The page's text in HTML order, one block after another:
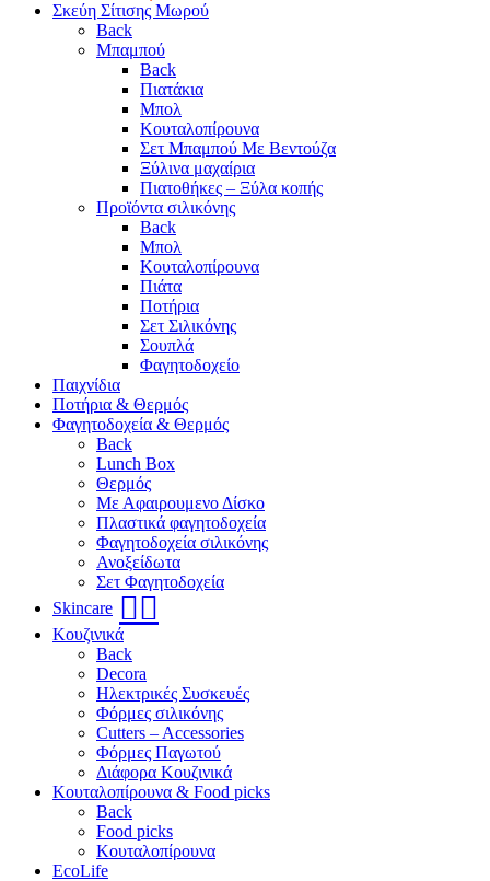
Σκεύη Σίτισης Μωρού
Back
Μπαμπού
Back
Πιατάκια
Μπολ
Κουταλοπίρουνα
Σετ Μπαμπού Με Βεντούζα
Ξύλινα μαχαίρια
Πιατοθήκες – Ξύλα κοπής
Προϊόντα σιλικόνης
Back
Μπολ
Κουταλοπίρουνα
Πιάτα
Ποτήρια
Σετ Σιλικόνης
Σουπλά
Φαγητοδοχείο
Παιχνίδια
Ποτήρια & Θερμός
Φαγητοδοχεία & Θερμός
Back
Lunch Box
Θερμός
Με Αφαιρουμενο Δίσκο
Πλαστικά φαγητοδοχεία
Φαγητοδοχεία σιλικόνης
Ανοξείδωτα
Σετ Φαγητοδοχεία
Skincare 🧖‍♀️
Κουζινικά
Back
Decora
Ηλεκτρικές Συσκευές
Φόρμες σιλικόνης
Cutters – Accessories
Φόρμες Παγωτού
Διάφορα Κουζινικά
Κουταλοπίρουνα & Food picks
Back
Food picks
Κουταλοπίρουνα
EcoLife